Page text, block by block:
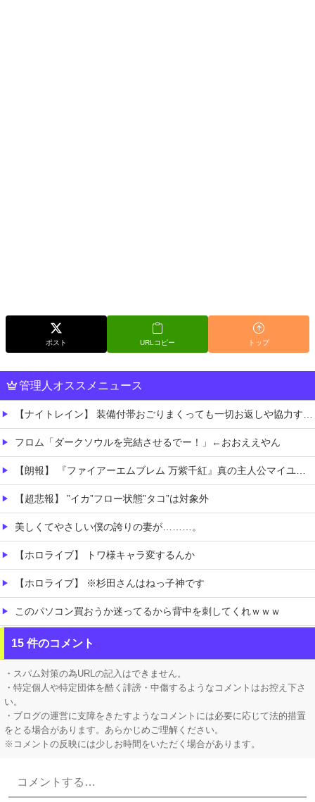
ポスト URLコピー トップ
管理人オススメニュース
【ナイトレイン】 装備付帯おごりまくっても一切お返しや協力する気がないプレイヤーいるけど…
フロム「ダークソウルを完結させるでー！」←おおええやん
【朗報】 『ファイアーエムブレム 万紫千紅』真の主人公マイユニはキャラメイクが可能
【超悲報】 ”イカ”フロー状態”タコ”は対象外
美しくてやさしい僕の誇りの妻が………。
【ホロライブ】 トワ様キャラ変するんか
【ホロライブ】 ※杉田さんはねっ子神です
このパソコン買おうか迷ってるから背中を刺してくれｗｗｗ
【朗報】 マツダ、新型CX-5が売れて黒字転換！！
移民ベトナム女達の宅飲み、レベチｗｗｗｗｗｗｗｗｗｗｗｗｗｗｗｗｗｗｗｗｗｗｗｗ
15 件のコメント
・スパム対策の為URLの記入はできません。
・特定個人や特定団体を酷く誹謗・中傷するようなコメントはお控え下さ
い。
・ブログの運営に支障をきたすようなコメントには必要に応じて法的措置
をとる場合があります。あらかじめご理解ください。
※コメントの反映には少しお時間をいただく場合があります。